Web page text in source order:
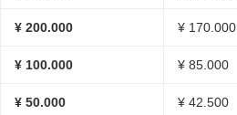
¥ 200.000 ¥ 170.000
¥ 100.000 ¥ 85.000
¥ 50.000 ¥ 42.500